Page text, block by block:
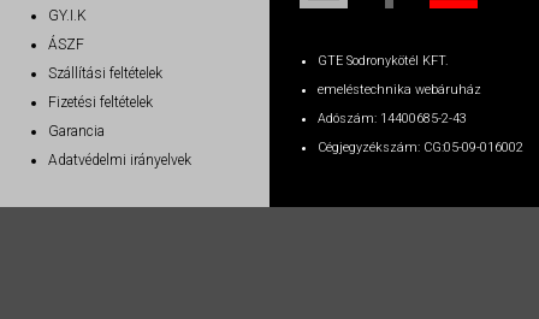
GY.I.K
ÁSZF
Szállítási feltételek
Fizetési feltételek
Garancia
Adatvédelmi irányelvek
GTE Sodronykötél KFT.
emeléstechnika webáruház
Adószám: 14400685-2-43
Cégjegyzékszám: CG:05-09-016002